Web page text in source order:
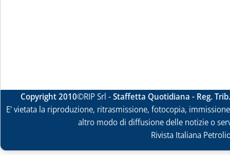
Copyright 2010©RIP Srl -Staffetta Quotidiana - Reg.
E' vietata la riproduzione, ritrasmissione, fotocopia,
altro modo di diffusione delle notizie o
Rivista Italiana